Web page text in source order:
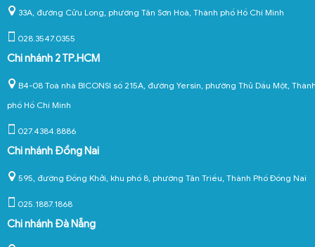
33A, đường Cửu Long, phường Tân Sơn Hoà, Thành phố Hồ Chí Minh
028.3547.0355
Chi nhánh 2 TP.HCM
B4-08 Toà nhà BICONSI số 215A, đường Yersin, phường Thủ Dầu Một,
phố Hồ Chí Minh
027.4384.8886
Chi nhánh Đồng Nai
595, đường Đồng Khởi, khu phố 8, phường Tân Triều, Thành Phố Đồng Nai
025.1887.1868
Chi nhánh Đà Nẵng